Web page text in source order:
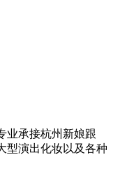
业承接杭州新娘跟
型演出化妆以及各种